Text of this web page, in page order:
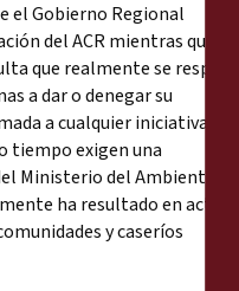
el Gobierno Regional
del ACR mientras que
que realmente se respete
a dar o denegar su
a cualquier iniciativa
tiempo exigen una
Ministerio del Ambiente en
ha resultado en actas
y caseríos